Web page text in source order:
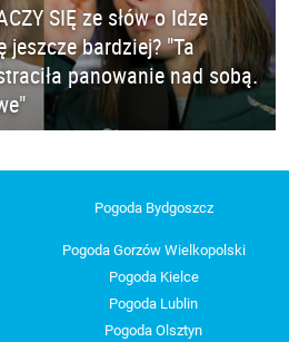
SIĘ ze słów o Idze
bardziej? "Ta
panowanie nad sobą.
Pogoda Bydgoszcz
Pogoda Gorzów Wielkopolski
Pogoda Kielce
Pogoda Lublin
Pogoda Olsztyn